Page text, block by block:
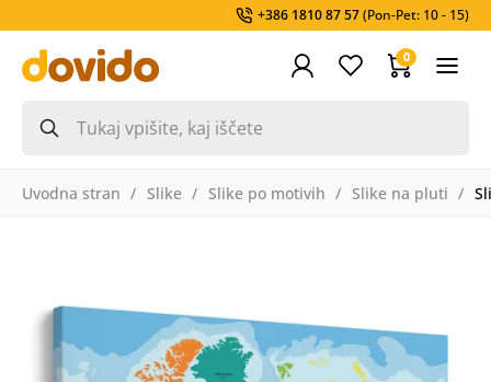
+386 1810 87 57(Pon-Pet: 10 - 15)
0
Uvodna stran Slike Slike po motivih Slike na pluti